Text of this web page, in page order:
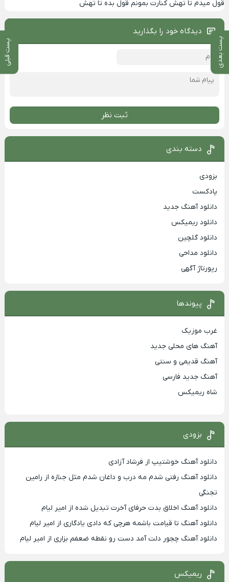
پست بعدی پست قبلی
قول میدم تا تهش کنارت بمونم قول بده تا تهش
دیدگاه خود را بگذارید
ثبت نظر
دسته بندی
بزودی
پادکست
دانلود آهنگ جدید
دانلود ریمیکس
دانلود گلچین
دانلود مداحی
رپورتاژ آگهی
پیوندها
غرب موزیک
آهنگ های محلی جدید
آهنگ قدیمی و سنتی
آهنگ جدید فارسی
شاه ریمیکس
بزودی
دانلود آهنگ خوشتیپ از فرشاد آزادی
دانلود آهنگ رفتی شدم مه درب و داغان شدم مثل جنازه از رامین
تجنگی
دانلود آهنگ اخلاق بدت حرفای آخرت تبدیل شده از امیر لیام
دانلود آهنگ تا قیامت باشمه هرچی که دادی یادگاری از امیر لیام
دانلود آهنگ چجور دلت آمد دست رو نقطه ضعفم بزاری از امیر لیام
ریمیکس